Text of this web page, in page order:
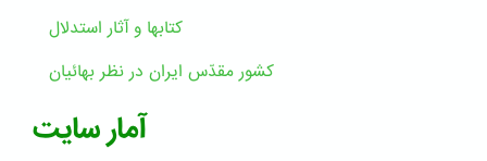
کتابها و آثار استدلال
کشور مقدّس ایران در نظر بهائیان
آمار سایت